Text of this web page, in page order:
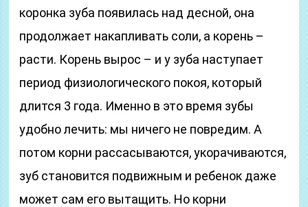
коронка зуба появилась над десной, она
продолжает накапливать соли, а корень –
расти. Корень вырос – и у зуба наступает
период физиологического покоя, который
длится 3 года. Именно в это время зубы
удобно лечить: мы ничего не повредим. А
потом корни рассасываются, укорачиваются,
зуб становится подвижным и ребенок даже
может сам его вытащить. Но корни